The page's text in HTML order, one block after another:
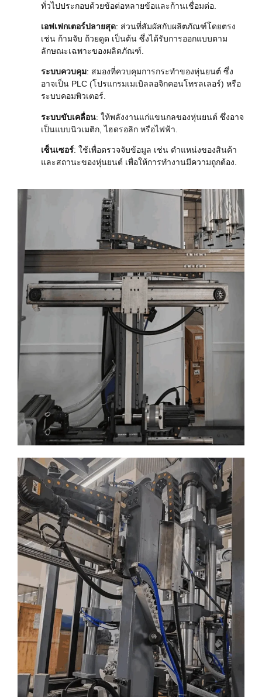
ทั่วไปประกอบด้วยข้อต่อหลายข้อและก้านเชื่อมต่อ.
เอฟเฟกเตอร์ปลายสุด: ส่วนที่สัมผัสกับผลิตภัณฑ์โดยตรง
เช่น ก้ามจับ ถ้วยดูด เป็นต้น ซึ่งได้รับการออกแบบตาม
ลักษณะเฉพาะของผลิตภัณฑ์.
ระบบควบคุม: สมองที่ควบคุมการกระทำของหุ่นยนต์ ซึ่ง
อาจเป็น PLC (โปรแกรมเมเบิลลอจิกคอนโทรลเลอร์) หรือ
ระบบคอมพิวเตอร์.
ระบบขับเคลื่อน: ให้พลังงานแก่แขนกลของหุ่นยนต์ ซึ่งอาจ
เป็นแบบนิวเมติก, ไฮดรอลิก หรือไฟฟ้า.
เซ็นเซอร์: ใช้เพื่อตรวจจับข้อมูล เช่น ตำแหน่งของสินค้า
และสถานะของหุ่นยนต์ เพื่อให้การทำงานมีความถูกต้อง.